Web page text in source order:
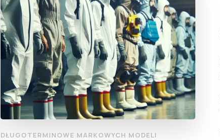
DŁUGOTERMINOWE MARKOWYCH MODELI